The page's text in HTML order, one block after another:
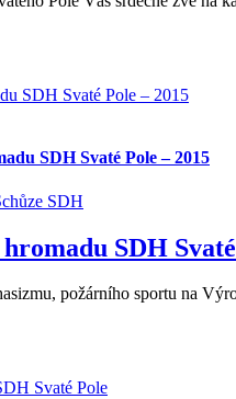
SDH Svaté Pole – 2015
SDH Svaté Pole – 2015
SDH
SDH
požárního sportu na
Svaté Pole